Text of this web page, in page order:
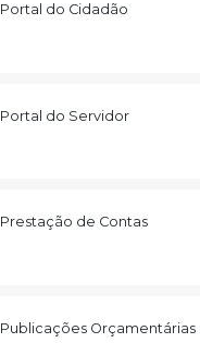
Portal do Cidadão
Portal do Servidor
Prestação de Contas
Publicações Orçamentárias